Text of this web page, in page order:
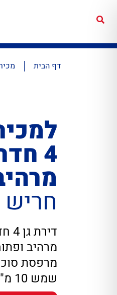
דף הבית
4
חריש
מרהיב ופתוח,
שמש 10 מ"ר, מחסן גדול וחנייה.